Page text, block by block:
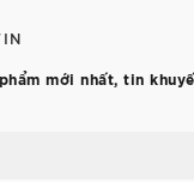
mới nhất, tin